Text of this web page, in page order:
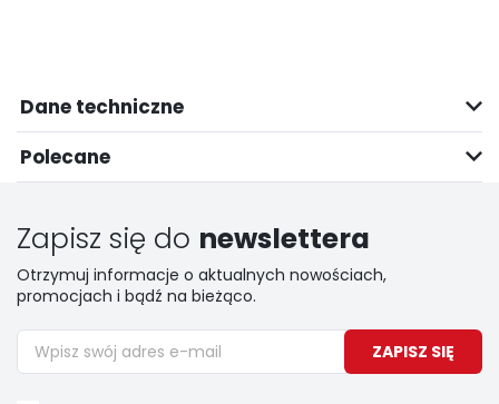
Dane techniczne
Polecane
Zapisz się do newslettera
Otrzymuj informacje o aktualnych nowościach,
promocjach i bądź na bieżąco.
ZAPISZ SIĘ